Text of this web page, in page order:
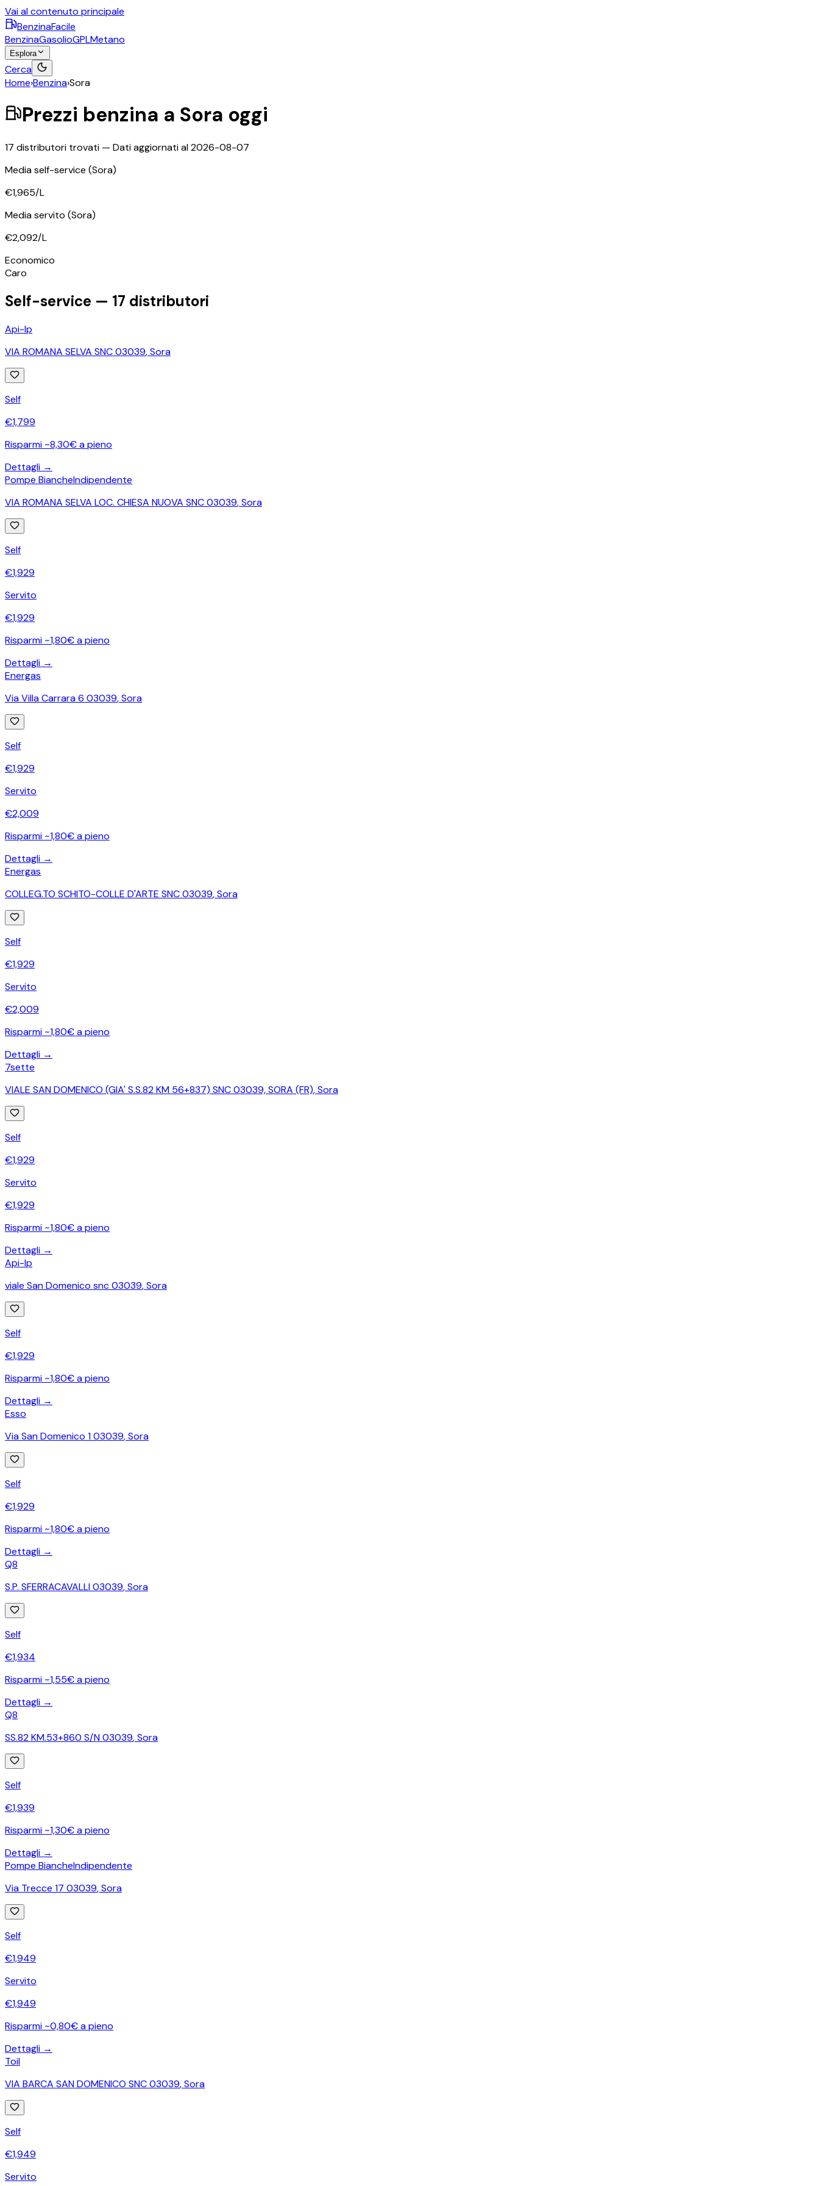
Vai al contenuto principale
BenzinaFacile
BenzinaGasolioGPLMetano
Esplora
Cerca
Home›Benzina›Sora
Prezzi benzina a Sora oggi
17 distributori trovati — Dati aggiornati al2026-08-07
Media self-service (Sora)
€1,965/L
Media servito (Sora)
€2,092/L
Economico
Caro
Self-service — 17 distributori
Api-Ip
VIA ROMANA SELVA SNC 03039,Sora
Self
€1,799
Risparmi ~8,30€ a pieno
Dettagli →
Pompe BiancheIndipendente
VIA ROMANA SELVA LOC. CHIESA NUOVA SNC 03039,Sora
Self
€1,929
Servito
€1,929
Risparmi ~1,80€ a pieno
Dettagli →
Energas
Via Villa Carrara 6 03039,Sora
Self
€1,929
Servito
€2,009
Risparmi ~1,80€ a pieno
Dettagli →
Energas
COLLEG.TO SCHITO-COLLE D'ARTE SNC 03039,Sora
Self
€1,929
Servito
€2,009
Risparmi ~1,80€ a pieno
Dettagli →
7sette
VIALE SAN DOMENICO (GIA' S.S.82 KM 56+837) SNC 03039, SORA (FR),Sora
Self
€1,929
Servito
€1,929
Risparmi ~1,80€ a pieno
Dettagli →
Api-Ip
viale San Domenico snc 03039,Sora
Self
€1,929
Risparmi ~1,80€ a pieno
Dettagli →
Esso
Via San Domenico 1 03039,Sora
Self
€1,929
Risparmi ~1,80€ a pieno
Dettagli →
Q8
S.P. SFERRACAVALLI 03039,Sora
Self
€1,934
Risparmi ~1,55€ a pieno
Dettagli →
Q8
SS.82 KM.53+860 S/N 03039,Sora
Self
€1,939
Risparmi ~1,30€ a pieno
Dettagli →
Pompe BiancheIndipendente
Via Trecce 17 03039,Sora
Self
€1,949
Servito
€1,949
Risparmi ~0,80€ a pieno
Dettagli →
Toil
VIA BARCA SAN DOMENICO SNC 03039,Sora
Self
€1,949
Servito